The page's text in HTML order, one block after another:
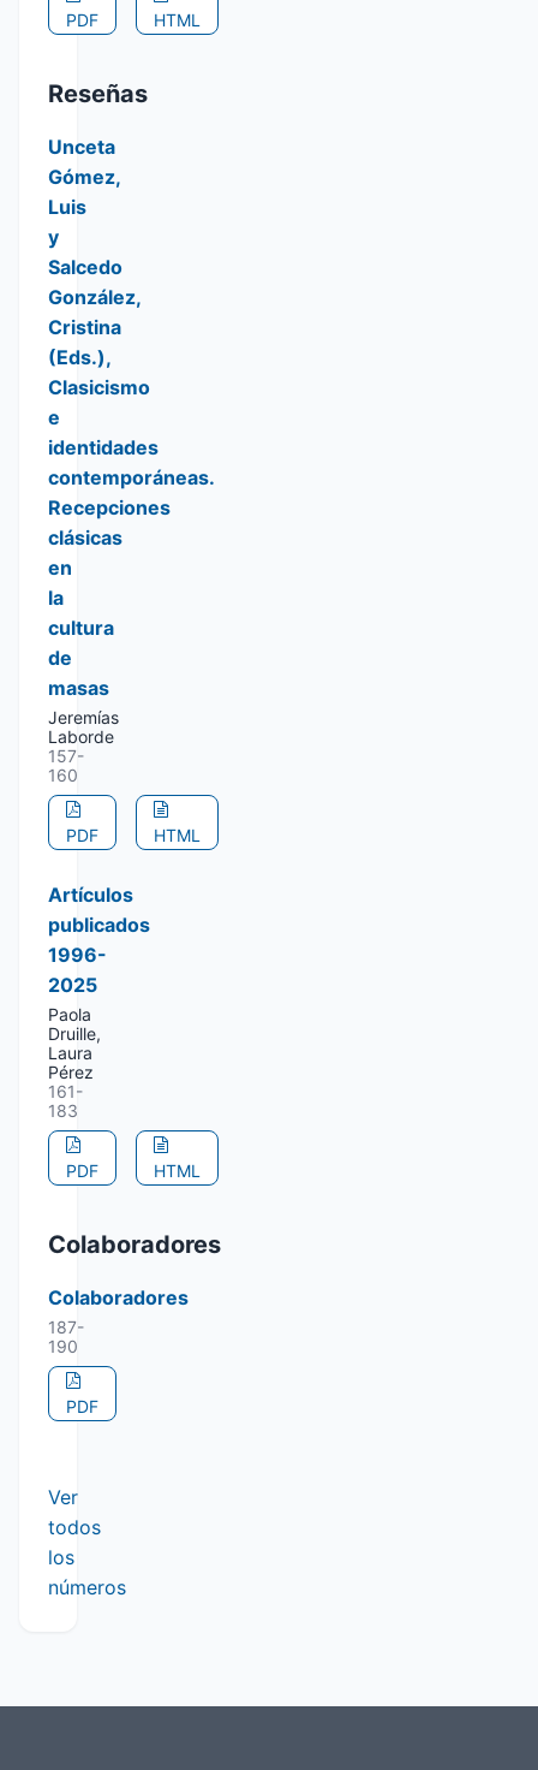
PDF HTML
Reseñas
Unceta
Gómez,
Luis
y
Salcedo
González,
Cristina
(Eds.),
Clasicismo
e
identidades
contemporáneas.
Recepciones
clásicas
en
la
cultura
de
masas
Jeremías
Laborde
157-
160
PDF HTML
Artículos
publicados
1996-
2025
Paola
Druille,
Laura
Pérez
161-
183
PDF HTML
Colaboradores
Colaboradores
187-
190
PDF
Ver
todos
los
números